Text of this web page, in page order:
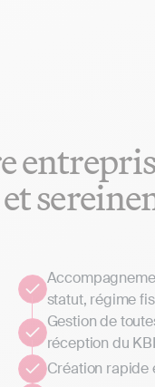
statut, régime
Gestion de
réception du
Création rapide